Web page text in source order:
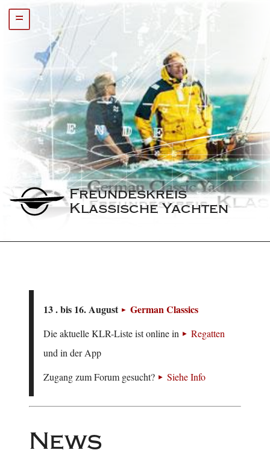
=
Freundeskreis
Klassische Yachten
13 . bis 16. August German Classics
Die aktuelle KLR-Liste ist online in
Regatten
und in der App
Zugang zum Forum gesucht?
Siehe Info
News